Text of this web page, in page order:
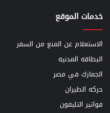
خدمات الموقع
الاستعلام عن المنع من السفر
البطاقه المدنيه
الجمارك في مصر
حركه الطيران
فواتير التليفون